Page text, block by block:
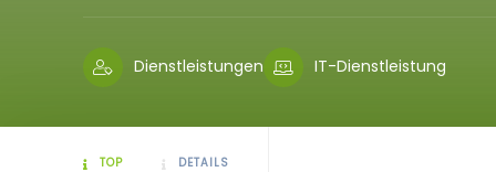
Dienstleistungen IT-Dienstleistung
TOP DETAILS